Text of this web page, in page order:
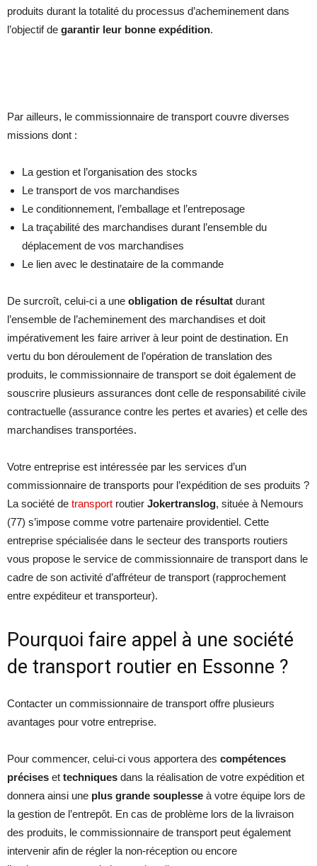
produits durant la totalité du processus d’acheminement dans
l’objectif de garantir leur bonne expédition.
Par ailleurs, le commissionnaire de transport couvre diverses
missions dont :
La gestion et l’organisation des stocks
Le transport de vos marchandises
Le conditionnement, l’emballage et l’entreposage
La traçabilité des marchandises durant l’ensemble du
déplacement de vos marchandises
Le lien avec le destinataire de la commande
De surcroît, celui-ci a une obligation de résultat durant
l’ensemble de l’acheminement des marchandises et doit
impérativement les faire arriver à leur point de destination. En
vertu du bon déroulement de l’opération de translation des
produits, le commissionnaire de transport se doit également de
souscrire plusieurs assurances dont celle de responsabilité civile
contractuelle (assurance contre les pertes et avaries) et celle des
marchandises transportées.
Votre entreprise est intéressée par les services d’un
commissionnaire de transports pour l’expédition de ses produits ?
La société de transport routier Jokertranslog, située à Nemours
(77) s’impose comme votre partenaire providentiel. Cette
entreprise spécialisée dans le secteur des transports routiers
vous propose le service de commissionnaire de transport dans le
cadre de son activité d’affréteur de transport (rapprochement
entre expéditeur et transporteur).
Pourquoi faire appel à une société
de transport routier en Essonne ?
Contacter un commissionnaire de transport offre plusieurs
avantages pour votre entreprise.
Pour commencer, celui-ci vous apportera des compétences
précises et techniques dans la réalisation de votre expédition et
donnera ainsi une plus grande souplesse à votre équipe lors de
la gestion de l’entrepôt. En cas de problème lors de la livraison
des produits, le commissionnaire de transport peut également
intervenir afin de régler la non-réception ou encore